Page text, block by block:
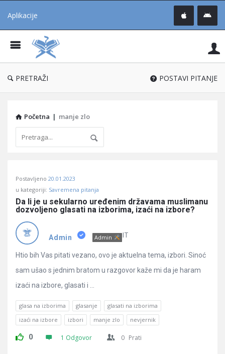
Aplikacije
®
PRETRAŽI POSTAVI PITANJE
Početna | manje zlo
Učene
Latest
Pitanja
Postavljeno 20.01.2023
u kategoriji: Savremena pitanja
Da li je u sekularno uređenim državama muslimanu
dozvoljeno glasati na izborima, izaći na izbore?
Admin Admin IT
Htio bih Vas pitati vezano, ovo je aktuelna tema, izbori. Sinoć
sam ušao s jednim bratom u razgovor kaže mi da je haram
izaći na izbore, glasati i ...
glasa na izborima glasanje
glasati na izborima
izaći na izbore
izbori manje zlo nevjernik
0 1 Odgovor 0 Prati